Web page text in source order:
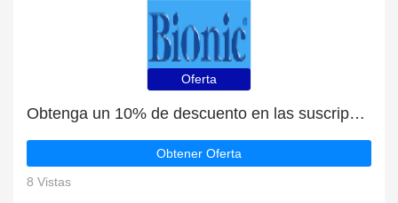
Oferta
Obtenga un 10% de descuento en las suscripciones al boletín de noticias
Obtener Oferta
8 Vistas